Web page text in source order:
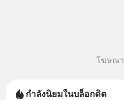
โฆษณา
กำลังนิยมในบล็อกดิต